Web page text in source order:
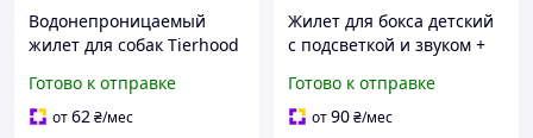
Водонепроницаемый
жилет для собак Tierhood
животных из прочного
TPU материала
Готово к отправке
от62₴/мес
Жилет для бокса детский
с подсветкой и звуком +
Интерактивный
тренажер для ударов
Готово к отправке
от90₴/мес